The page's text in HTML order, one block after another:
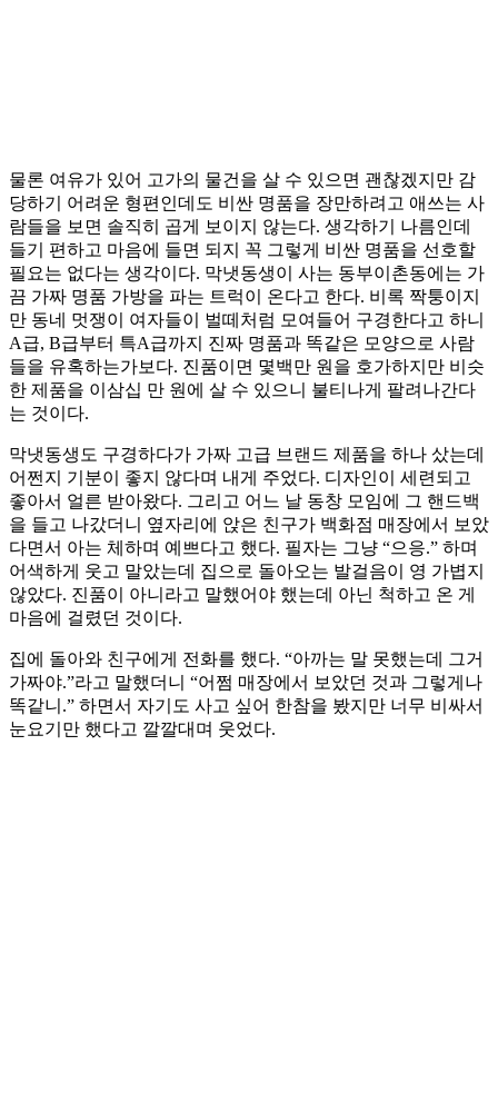
물론 여유가 있어 고가의 물건을 살 수 있으면 괜찮겠지만 감
당하기 어려운 형편인데도 비싼 명품을 장만하려고 애쓰는 사
람들을 보면 솔직히 곱게 보이지 않는다. 생각하기 나름인데
들기 편하고 마음에 들면 되지 꼭 그렇게 비싼 명품을 선호할
필요는 없다는 생각이다. 막냇동생이 사는 동부이촌동에는 가
끔 가짜 명품 가방을 파는 트럭이 온다고 한다. 비록 짝퉁이지
만 동네 멋쟁이 여자들이 벌떼처럼 모여들어 구경한다고 하니
A급, B급부터 특A급까지 진짜 명품과 똑같은 모양으로 사람
들을 유혹하는가보다. 진품이면 몇백만 원을 호가하지만 비슷
한 제품을 이삼십 만 원에 살 수 있으니 불티나게 팔려나간다
는 것이다.
막냇동생도 구경하다가 가짜 고급 브랜드 제품을 하나 샀는데
어쩐지 기분이 좋지 않다며 내게 주었다. 디자인이 세련되고
좋아서 얼른 받아왔다. 그리고 어느 날 동창 모임에 그 핸드백
을 들고 나갔더니 옆자리에 앉은 친구가 백화점 매장에서 보았
다면서 아는 체하며 예쁘다고 했다. 필자는 그냥 “으응.” 하며
어색하게 웃고 말았는데 집으로 돌아오는 발걸음이 영 가볍지
않았다. 진품이 아니라고 말했어야 했는데 아닌 척하고 온 게
마음에 걸렸던 것이다.
집에 돌아와 친구에게 전화를 했다. “아까는 말 못했는데 그거
가짜야.”라고 말했더니 “어쩜 매장에서 보았던 것과 그렇게나
똑같니.” 하면서 자기도 사고 싶어 한참을 봤지만 너무 비싸서
눈요기만 했다고 깔깔대며 웃었다.